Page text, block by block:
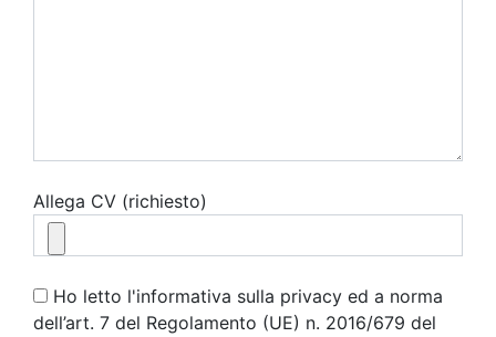
Allega CV (richiesto)
Ho letto l'informativa sulla privacy ed a norma
dell’art. 7 del Regolamento (UE) n. 2016/679 del